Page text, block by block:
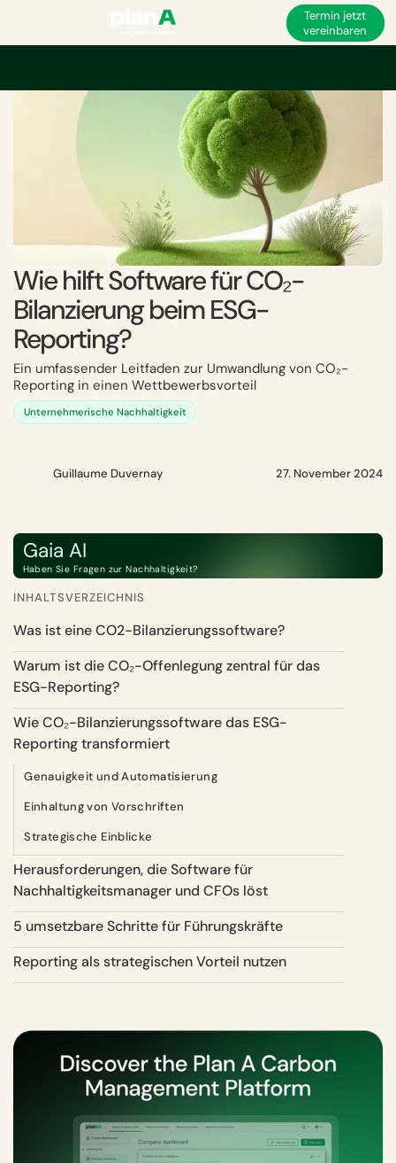
Termin jetzt
vereinbaren
Wie hilft Software für CO₂-
Bilanzierung beim ESG-
Reporting?
Ein umfassender Leitfaden zur Umwandlung von CO₂-
Reporting in einen Wettbewerbsvorteil
Unternehmerische Nachhaltigkeit
Guillaume Duvernay 27. November 2024
Gaia AI
Haben Sie Fragen zur Nachhaltigkeit?
INHALTSVERZEICHNIS
Was ist eine CO2-Bilanzierungssoftware?
Warum ist die CO₂-Offenlegung zentral für das
ESG-Reporting?
Wie CO₂-Bilanzierungssoftware das ESG-
Reporting transformiert
Genauigkeit und Automatisierung
Einhaltung von Vorschriften
Strategische Einblicke
Herausforderungen, die Software für
Nachhaltigkeitsmanager und CFOs löst
5 umsetzbare Schritte für Führungskräfte
Reporting als strategischen Vorteil nutzen